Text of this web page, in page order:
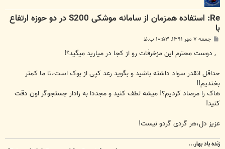
Re: استفاده همزمان از سامانه موشکی S200 در دو حوزه ارتفاع
با
پ
ت
جمعه ۷ مهر ۱۳۹۱, ۱۰:۵۳ ب.ظ
, دوست محترم این مزخرفات رو از کجا در میارید میگید؟!
حداقل انقدر سواد داشته باشید و بگوید رعد کپی از بوک است،تا ما کمتر
بخندیم!!
هاک را مرصاد کردیم؟! میشه لطف کنید و مجددا به رادار جستجوگر اون دقت
کنید!
عزیز دل،هر گردی گردو نیست!
زنده باد بهار...